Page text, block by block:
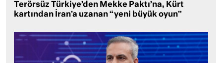
Terörsüz Türkiye’den Mekke Paktı’na, Kürt
kartından İran’a uzanan “yeni büyük oyun”